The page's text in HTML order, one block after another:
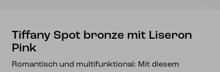
Tiffany Spot bronze mit Liseron
Pink
Romantisch und multifunktional: Mit diesem